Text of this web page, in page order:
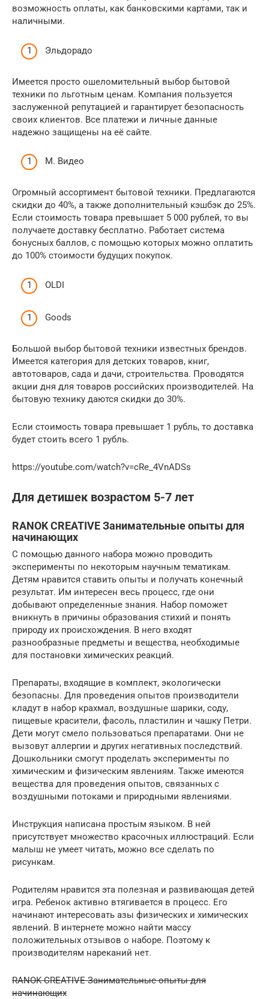
возможность оплаты, как банковскими картами, так и
наличными.
Эльдорадо
Имеется просто ошеломительный выбор бытовой
техники по льготным ценам. Компания пользуется
заслуженной репутацией и гарантирует безопасность
своих клиентов. Все платежи и личные данные
надежно защищены на её сайте.
М. Видео
Огромный ассортимент бытовой техники. Предлагаются
скидки до 40%, а также дополнительный кэшбэк до 25%.
Если стоимость товара превышает 5 000 рублей, то вы
получаете доставку бесплатно. Работает система
бонусных баллов, с помощью которых можно оплатить
до 100% стоимости будущих покупок.
ОLDI
Goods
Большой выбор бытовой техники известных брендов.
Имеется категория для детских товаров, книг,
автотоваров, сада и дачи, строительства. Проводятся
акции дня для товаров российских производителей. На
бытовую технику даются скидки до 30%.
Если стоимость товара превышает 1 рубль, то доставка
будет стоить всего 1 рубль.
https://youtube.com/watch?v=cRe_4VnADSs
Для детишек возрастом 5-7 лет
RANOK CREATIVE Занимательные опыты для
начинающих
С помощью данного набора можно проводить
эксперименты по некоторым научным тематикам.
Детям нравится ставить опыты и получать конечный
результат. Им интересен весь процесс, где они
добывают определенные знания. Набор поможет
вникнуть в причины образования стихий и понять
природу их происхождения. В него входят
разнообразные предметы и вещества, необходимые
для постановки химических реакций.
Препараты, входящие в комплект, экологически
безопасны. Для проведения опытов производители
кладут в набор крахмал, воздушные шарики, соду,
пищевые красители, фасоль, пластилин и чашку Петри.
Дети могут смело пользоваться препаратами. Они не
вызовут аллергии и других негативных последствий.
Дошкольники смогут проделать эксперименты по
химическим и физическим явлениям. Также имеются
вещества для проведения опытов, связанных с
воздушными потоками и природными явлениями.
Инструкция написана простым языком. В ней
присутствует множество красочных иллюстраций. Если
малыш не умеет читать, можно все сделать по
рисункам.
Родителям нравится эта полезная и развивающая детей
игра. Ребенок активно втягивается в процесс. Его
начинают интересовать азы физических и химических
явлений. В интернете можно найти массу
положительных отзывов о наборе. Поэтому к
производителям нареканий нет.
RANOK CREATIVE Занимательные опыты для
начинающих